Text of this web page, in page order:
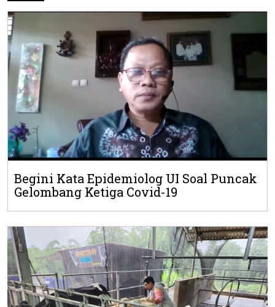
Begini Kata Epidemiolog UI Soal Puncak
Gelombang Ketiga Covid-19